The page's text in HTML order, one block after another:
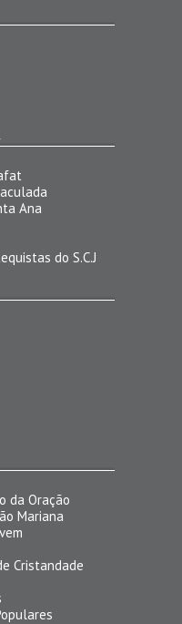
Ana
do S.C.J
da Oração
Mariana
Cristandade